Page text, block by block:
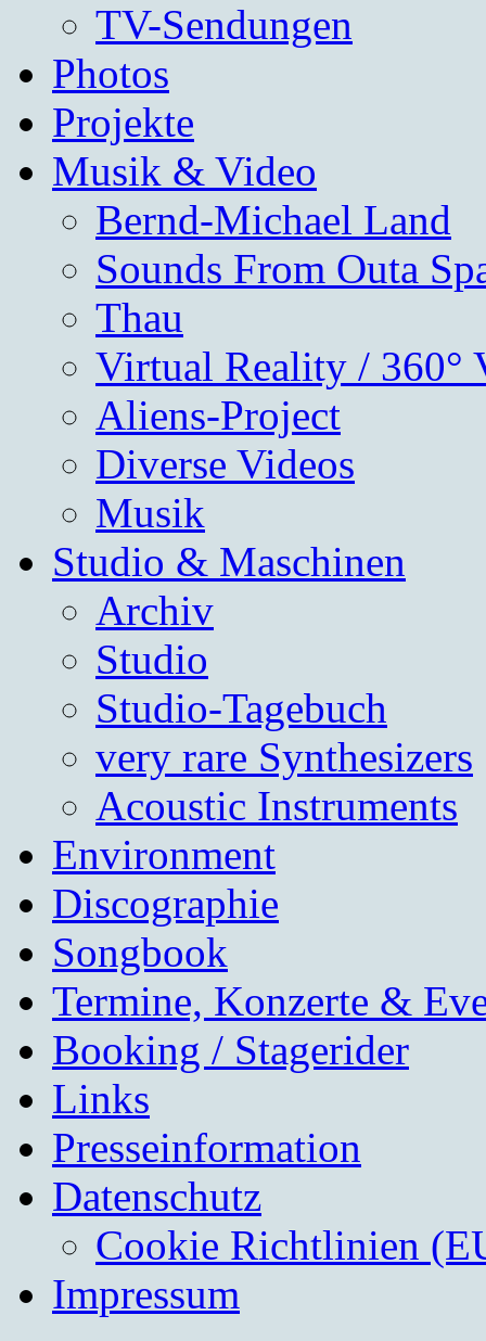
TV-Sendungen
Photos
Projekte
Musik & Video
Bernd-Michael Land
Sounds From Outa
Thau
Virtual Reality / 360°
Aliens-Project
Diverse Videos
Musik
Studio & Maschinen
Archiv
Studio
Studio-Tagebuch
very rare Synthesizers
Acoustic Instruments
Environment
Discographie
Songbook
Termine, Konzerte &
Booking / Stagerider
Links
Presseinformation
Datenschutz
Cookie Richtlinien
Impressum